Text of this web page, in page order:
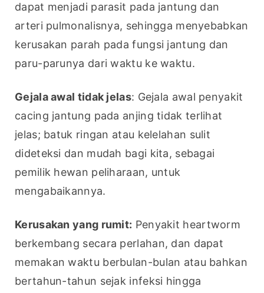
dapat menjadi parasit pada jantung dan
arteri pulmonalisnya, sehingga menyebabkan
kerusakan parah pada fungsi jantung dan
paru-parunya dari waktu ke waktu.
Gejala awal tidak jelas: Gejala awal penyakit
cacing jantung pada anjing tidak terlihat
jelas; batuk ringan atau kelelahan sulit
dideteksi dan mudah bagi kita, sebagai
pemilik hewan peliharaan, untuk
mengabaikannya.
Kerusakan yang rumit: Penyakit heartworm
berkembang secara perlahan, dan dapat
memakan waktu berbulan-bulan atau bahkan
bertahun-tahun sejak infeksi hingga